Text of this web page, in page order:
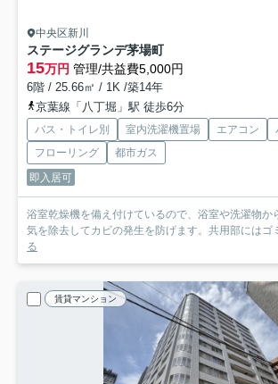
中央区新川
ステージグランデ茅場町
15万円 管理/共益費5,000円
6階 / 25.66㎡ / 1K /築14年
京葉線「八丁堀」駅 徒歩6分
バス・トイレ別 室内洗濯機置場 エアコン
フローリング
都市ガス
即入居可
浴室乾燥機を備え付けているので、浴室や洗濯物か
気を除去してカビの発生を防げます。共用部にはゴ
る
賃貸マンション